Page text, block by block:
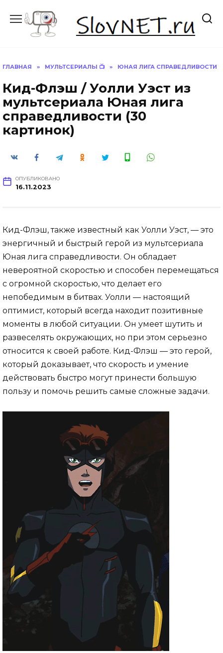
содержанию
ГЛАВНАЯ » МУЛЬТСЕРИАЛЫ 📺 » ЮНАЯ ЛИГА СПРАВЕДЛИВОСТИ
Кид-Флэш / Уолли Уэст из
мультсериала Юная лига
справедливости (30
картинок)
ОПУБЛИКОВАНО
16.11.2023
Кид-Флэш, также известный как Уолли Уэст, — это
энергичный и быстрый герой из мультсериала
Юная лига справедливости. Он обладает
невероятной скоростью и способен перемещаться
с огромной скоростью, что делает его
непобедимым в битвах. Уолли — настоящий
оптимист, который всегда находит позитивные
моменты в любой ситуации. Он умеет шутить и
развеселять окружающих, но при этом серьезно
относится к своей работе. Кид-Флэш — это герой,
который доказывает, что скорость и умение
действовать быстро могут принести большую
пользу и помочь решить самые сложные задачи.